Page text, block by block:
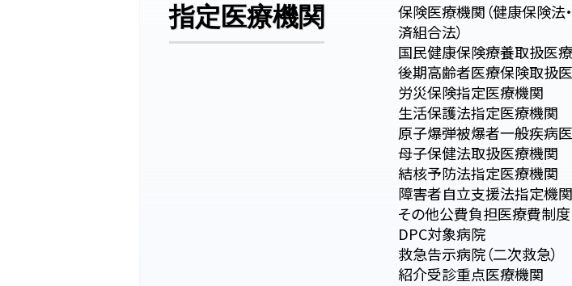
指定医療機関
保険医療機関（健康保険法
済組合法）
国民健康保険療養取扱医
後期高齢者医療保険取扱
労災保険指定医療機関
生活保護法指定医療機関
原子爆弾被爆者一般疾病
母子保健法取扱医療機関
結核予防法指定医療機関
障害者自立支援法指定機関
その他公費負担医療費制度
DPC対象病院
救急告示病院（二次救急）
紹介受診重点医療機関